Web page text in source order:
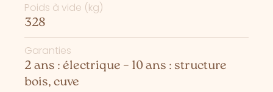
Poids à vide (kg)
328
Garanties
2 ans : électrique – 10 ans : structure
bois, cuve